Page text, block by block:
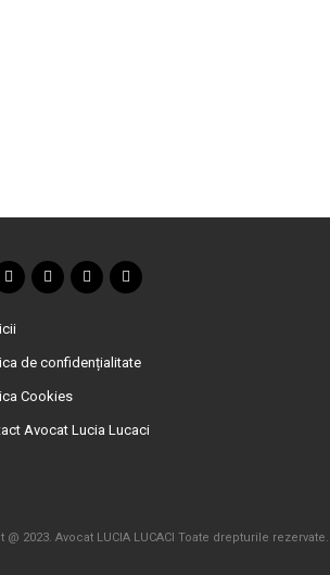
de confidențialitate
Cookies
Avocat Lucia Lucaci
@ 2023. Avocat LUCIA LUCACI Toate drepturile